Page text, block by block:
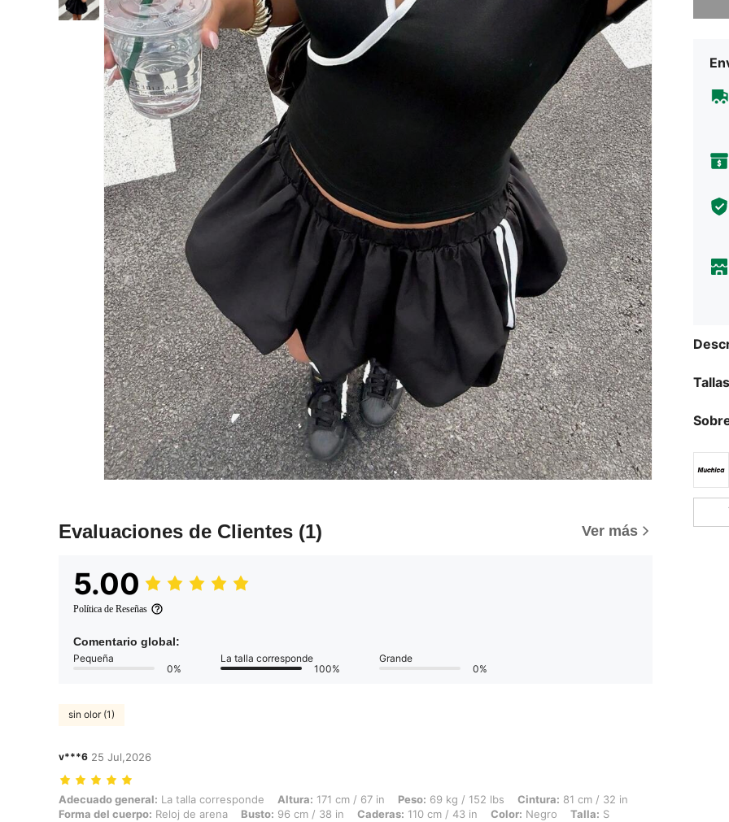
Evaluaciones de Clientes (1) Ver más
5.00
Política de Reseñas
Comentario global:
Pequeña
0%
La talla corresponde
100%
Grande
0%
sin olor (1)
v***6 25 Jul,2026
Adecuado general: La talla corresponde, Altura: 171 cm / 67 in, Peso: 69 kg / 152 lbs, Cintura: 81 cm / 32 in, Forma del cuerpo: Reloj de arena, Busto:
Adecuado general: La talla corresponde Altura: 171 cm / 67 in Peso: 69 kg / 152 lbs Cintura: 81 cm / 32 in
Forma del cuerpo: Reloj de arena Busto: 96 cm / 38 in Caderas: 110 cm / 43 in Color: Negro Talla: S